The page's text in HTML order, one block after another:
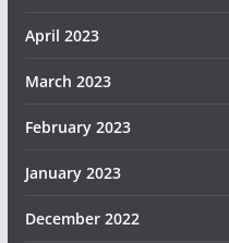
April 2023
March 2023
February 2023
January 2023
December 2022